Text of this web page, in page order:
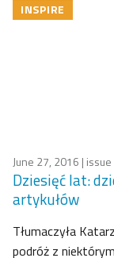
INSPIRE
June 27, 2016 |
Dziesięć lat:
artykułów
Tłumaczyła
podróż z